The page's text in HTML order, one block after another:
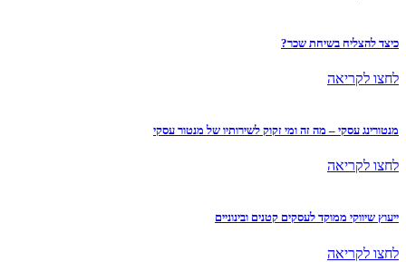
כיצד להצליח בשיחת שכר?
לחצו לקריאה
מנטורינג עסקי – מה זה ומי זקוק לשירותיו של מנטור עסקי
לחצו לקריאה
ייעוץ שיווקי ממוקד לעסקים קטנים ובינוניים
לחצו לקריאה